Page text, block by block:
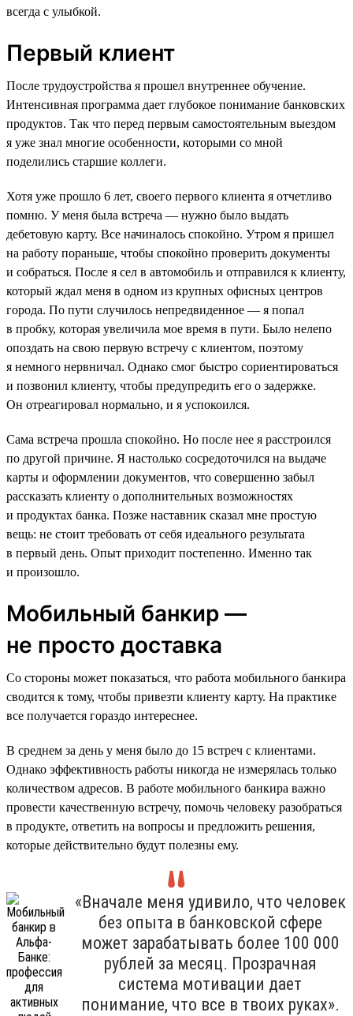
всегда с улыбкой.
Первый клиент
После трудоустройства я прошел внутреннее обучение.
Интенсивная программа дает глубокое понимание банковских
продуктов. Так что перед первым самостоятельным выездом
я уже знал многие особенности, которыми со мной
поделились старшие коллеги.
Хотя уже прошло 6 лет, своего первого клиента я отчетливо
помню. У меня была встреча — нужно было выдать
дебетовую карту. Все начиналось спокойно. Утром я пришел
на работу пораньше, чтобы спокойно проверить документы
и собраться. После я сел в автомобиль и отправился к клиенту,
который ждал меня в одном из крупных офисных центров
города. По пути случилось непредвиденное — я попал
в пробку, которая увеличила мое время в пути. Было нелепо
опоздать на свою первую встречу с клиентом, поэтому
я немного нервничал. Однако смог быстро сориентироваться
и позвонил клиенту, чтобы предупредить его о задержке.
Он отреагировал нормально, и я успокоился.
Сама встреча прошла спокойно. Но после нее я расстроился
по другой причине. Я настолько сосредоточился на выдаче
карты и оформлении документов, что совершенно забыл
рассказать клиенту о дополнительных возможностях
и продуктах банка. Позже наставник сказал мне простую
вещь: не стоит требовать от себя идеального результата
в первый день. Опыт приходит постепенно. Именно так
и произошло.
Мобильный банкир —
не просто доставка
Со стороны может показаться, что работа мобильного банкира
сводится к тому, чтобы привезти клиенту карту. На практике
все получается гораздо интереснее.
В среднем за день у меня было до 15 встреч с клиентами.
Однако эффективность работы никогда не измерялась только
количеством адресов. В работе мобильного банкира важно
провести качественную встречу, помочь человеку разобраться
в продукте, ответить на вопросы и предложить решения,
которые действительно будут полезны ему.
«Вначале меня удивило, что человек
без опыта в банковской сфере
может зарабатывать более 100 000
рублей за месяц. Прозрачная
система мотивации дает
понимание, что все в твоих руках».